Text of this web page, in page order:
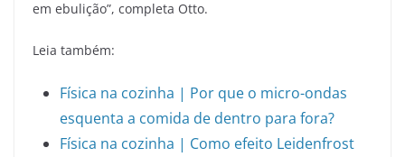
em ebulição”, completa Otto.
Leia também:
Física na cozinha | Por que o micro-ondas
esquenta a comida de dentro para fora?
Física na cozinha | Como efeito Leidenfrost